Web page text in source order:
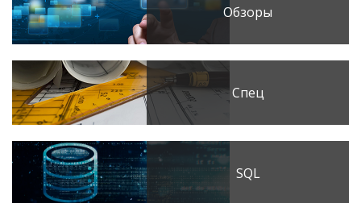
Обзоры
Спец
SQL